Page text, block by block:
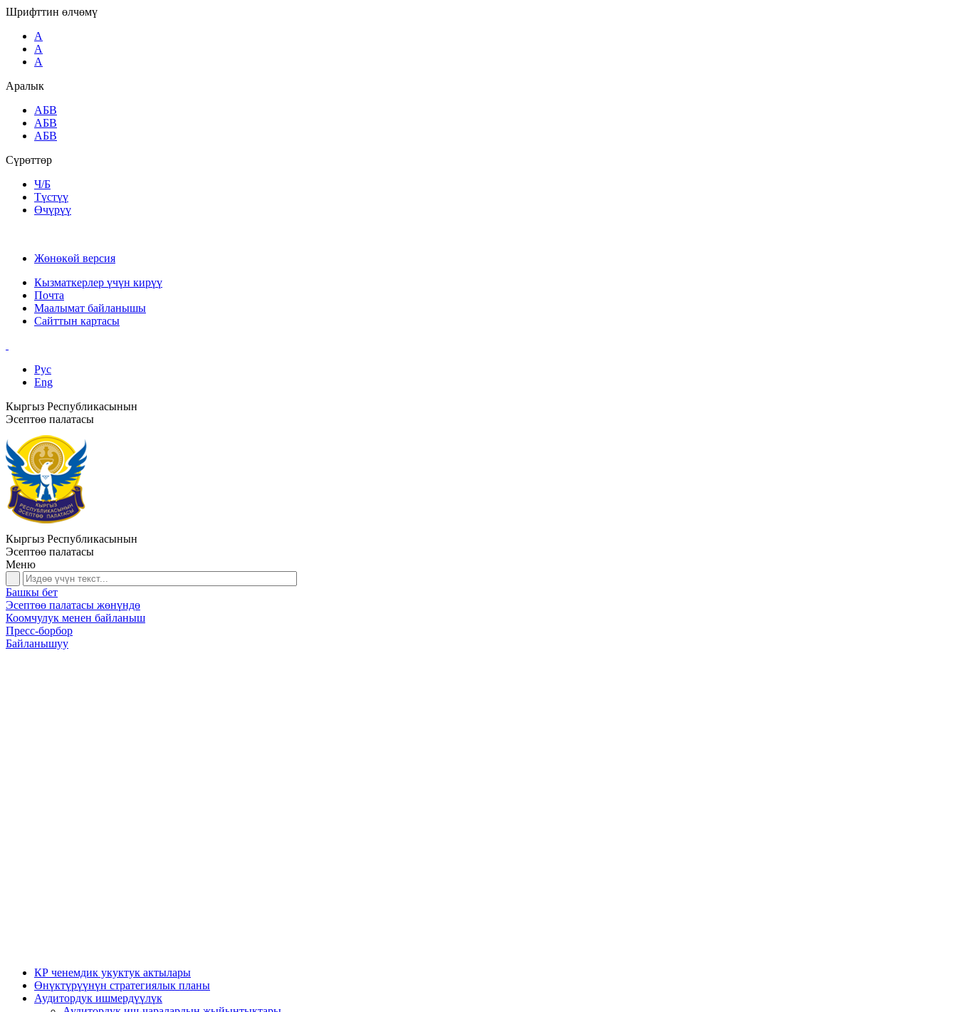
Шрифттин өлчөмү
A
A
A
Аралык
AБВ
AБВ
AБВ
Сүрөттөр
Ч/Б
Түстүү
Өчүрүү
Жөнөкөй версия
Кызматкерлер үчүн кирүү
Почта
Маалымат байланышы
Сайттын картасы
Рус
Eng
Кыргыз Республикасынын
Эсептөө палатасы
Кыргыз Республикасынын
Эсептөө палатасы
Меню
Башкы бет
Эсептөө палатасы жөнүндө
Коомчулук менен байланыш
Пресс-борбор
Байланышуу
КР ченемдик укуктук актылары
Өнүктүрүүнүн стратегиялык планы
Аудитордук ишмердүүлүк